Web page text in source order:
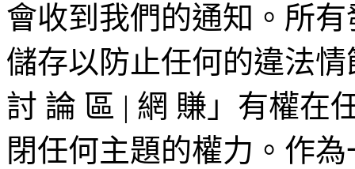
會收到我們的通知。所
儲存以防止任何的違法
討 論 區 | 網 賺」有權在
閉任何主題的權力。作